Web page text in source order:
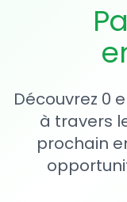
Découvrez 0
à travers
prochain